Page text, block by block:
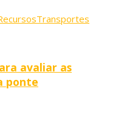
Transportes
avaliar as
ponte